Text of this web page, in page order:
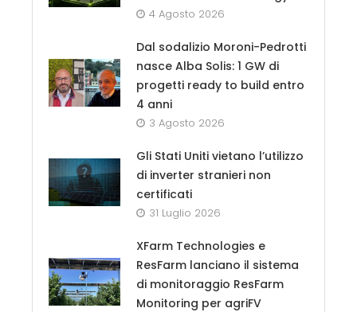
4 Agosto 2026
Dal sodalizio Moroni-Pedrotti
nasce Alba Solis: 1 GW di
progetti ready to build entro
4 anni
3 Agosto 2026
Gli Stati Uniti vietano l’utilizzo
di inverter stranieri non
certificati
31 Luglio 2026
XFarm Technologies e
ResFarm lanciano il sistema
di monitoraggio ResFarm
Monitoring per agriFV